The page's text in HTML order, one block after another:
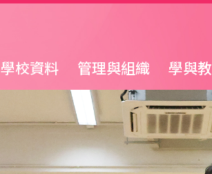
學校資料 管理與組織 學與教